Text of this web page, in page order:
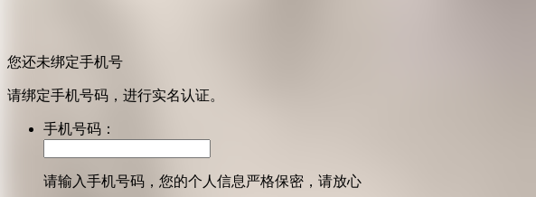
您还未绑定手机号
请绑定手机号码，进行实名认证。
手机号码：
请输入手机号码，您的个人信息严格保密，请放心